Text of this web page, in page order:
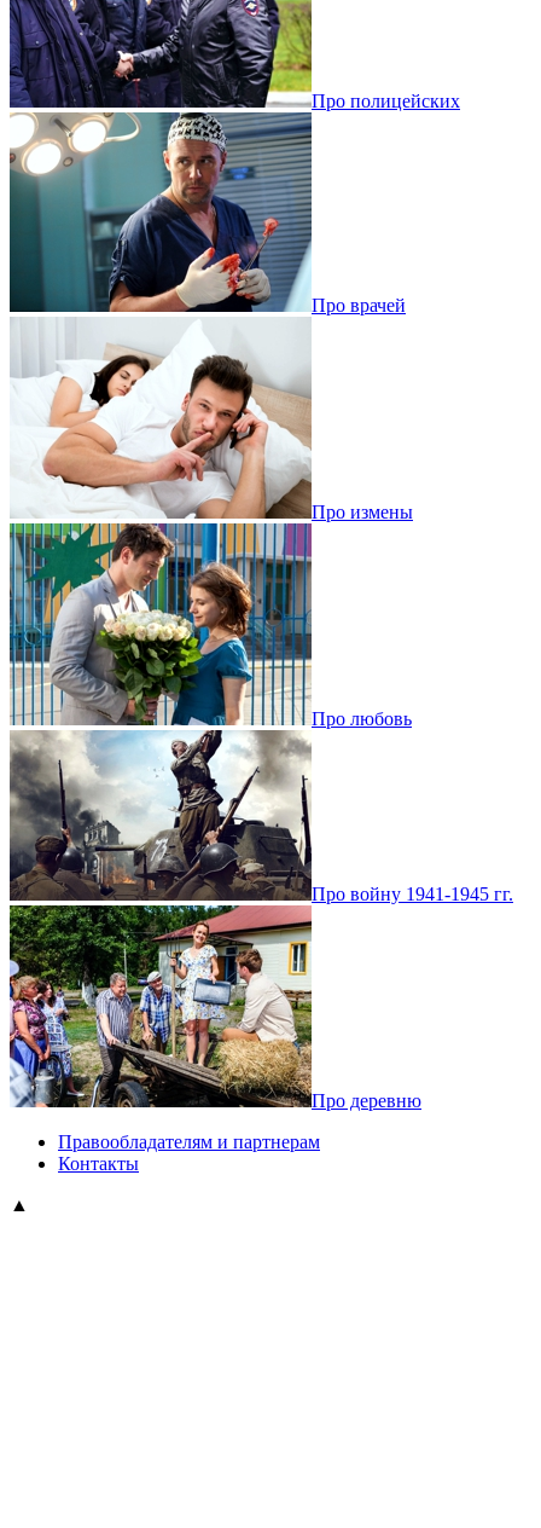
Про полицейских
Про врачей
Про измены
Про любовь
Про войну 1941-1945 гг.
Про деревню
Правообладателям и партнерам
Контакты
▲